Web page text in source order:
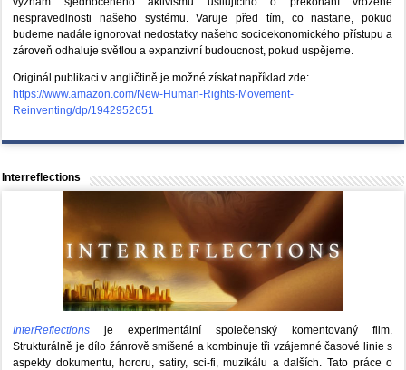
nespravedlnosti našeho systému. Varuje před tím, co nastane, pokud
budeme nadále ignorovat nedostatky našeho socioekonomického přístupu a
zároveň odhaluje světlou a expanzivní budoucnost, pokud uspějeme.
Originál publikaci v angličtině je možné získat například zde:
https://www.amazon.com/New-Human-Rights-Movement-
Reinventing/dp/1942952651
Interreflections
InterReflections je experimentální společenský komentovaný film.
Strukturálně je dílo žánrově smíšené a kombinuje tři vzájemné časové linie s
aspekty dokumentu, hororu, satiry, sci-fi, muzikálu a dalších. Tato práce o